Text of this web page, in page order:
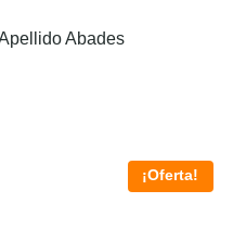
Abades
¡Oferta!